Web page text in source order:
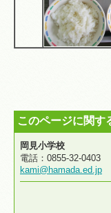
このページに関す
岡見小学校
電話：0855-32-
kami@hamada.ed.jp